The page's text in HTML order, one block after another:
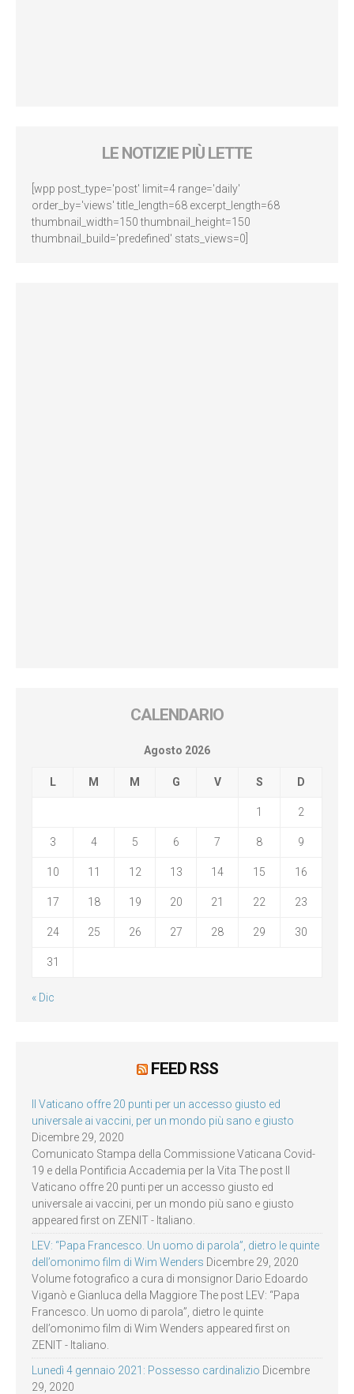
LE NOTIZIE PIÙ LETTE
[wpp post_type='post' limit=4 range='daily'
order_by='views' title_length=68 excerpt_length=68
thumbnail_width=150 thumbnail_height=150
thumbnail_build='predefined' stats_views=0]
CALENDARIO
Agosto 2026
L M M G V S D
1 2
3 4 5 6 7 8 9
10 11 12 13 14 15 16
17 18 19 20 21 22 23
24 25 26 27 28 29 30
31
« Dic
FEED RSS
Il Vaticano offre 20 punti per un accesso giusto ed
universale ai vaccini, per un mondo più sano e giusto
Dicembre 29, 2020
Comunicato Stampa della Commissione Vaticana Covid-
19 e della Pontificia Accademia per la Vita The post Il
Vaticano offre 20 punti per un accesso giusto ed
universale ai vaccini, per un mondo più sano e giusto
appeared first on ZENIT - Italiano.
LEV: “Papa Francesco. Un uomo di parola”, dietro le quinte
dell’omonimo film di Wim Wenders Dicembre 29, 2020
Volume fotografico a cura di monsignor Dario Edoardo
Viganò e Gianluca della Maggiore The post LEV: “Papa
Francesco. Un uomo di parola”, dietro le quinte
dell’omonimo film di Wim Wenders appeared first on
ZENIT - Italiano.
Lunedì 4 gennaio 2021: Possesso cardinalizio Dicembre
29, 2020